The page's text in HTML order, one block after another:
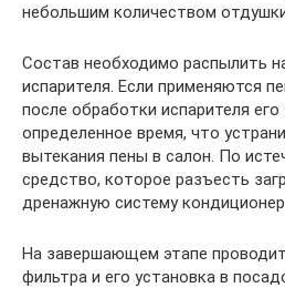
небольшим количеством
Состав необходимо распылить
испарителя. Если применяются
после обработки испарителя
определенное время, что
вытекания пены в салон. По
средство, которое разъесть
дренажную систему
На завершающем этапе
фильтра и его установка в